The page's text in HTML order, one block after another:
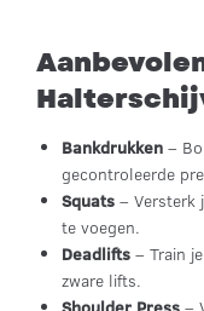
Bankdrukken –
gecontroleerde
Squats – Versterk
te voegen.
Deadlifts – Train
zware lifts.